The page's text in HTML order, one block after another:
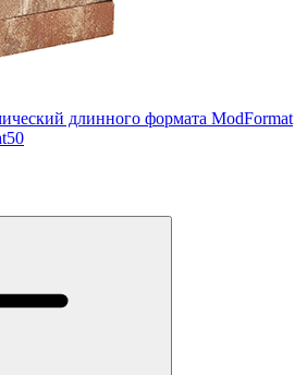
длинного формата ModFormat